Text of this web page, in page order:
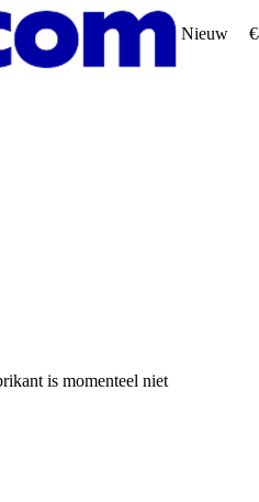
Nieuw
is momenteel niet